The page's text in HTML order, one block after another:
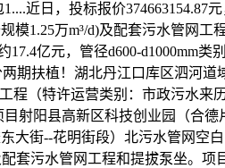
近日，投标报价374663154.87
1.25万m³/d)及配套污水管网工
亿元，管径d600-d1000mm类
期扶植！湖北丹江口库区泗河
（特许运营类别：市政污水来
射阳县高新区科技创业园（合
大街--花明街段）北污水管网空
套污水管网工程和提拔泵坐。